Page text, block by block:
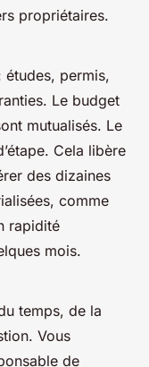
propriétaires.
permis,
Le budget
mutualisés. Le
Cela libère
des dizaines
comme
rapidité
mois.
temps, de la
Vous
de